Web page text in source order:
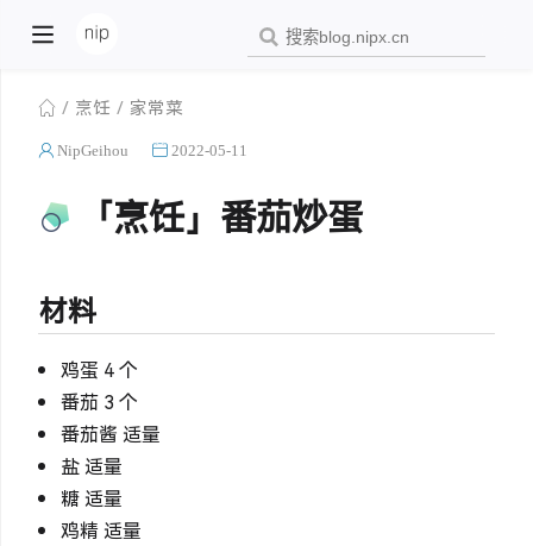
烹饪 家常菜
NipGeihou 2022-05-11
「烹饪」番茄炒蛋
材料
鸡蛋 4 个
番茄 3 个
番茄酱 适量
盐 适量
糖 适量
鸡精 适量